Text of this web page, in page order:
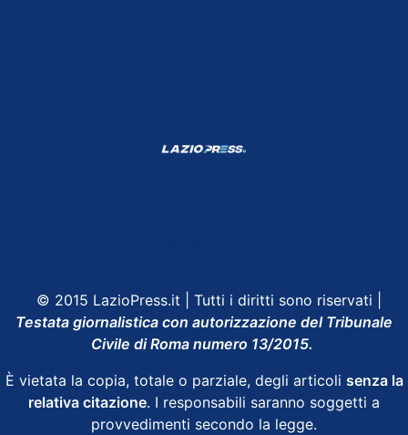
© 2015 LazioPress.it | Tutti i diritti sono riservati |
Testata giornalistica con autorizzazione del Tribunale
Civile di Roma numero 13/2015.
È vietata la copia, totale o parziale, degli articoli senza la
relativa citazione. I responsabili saranno soggetti a
provvedimenti secondo la legge.